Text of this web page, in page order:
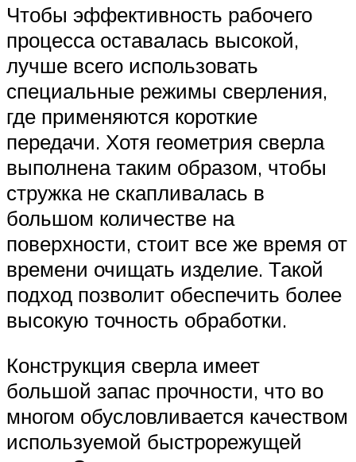
Чтобы эффективность рабочего
процесса оставалась высокой,
лучше всего использовать
специальные режимы сверления,
где применяются короткие
передачи. Хотя геометрия сверла
выполнена таким образом, чтобы
стружка не скапливалась в
большом количестве на
поверхности, стоит все же время от
времени очищать изделие. Такой
подход позволит обеспечить более
высокую точность обработки.
Конструкция сверла имеет
большой запас прочности, что во
многом обусловливается качеством
используемой быстрорежущей